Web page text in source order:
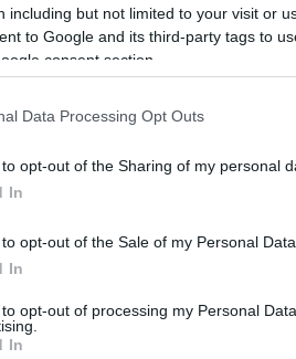
including but not limited to your visit or
to Google and its third-party tags to
consent section.
Data Processing Opt Outs
opt-out of the Sharing of my personal
In
opt-out of the Sale of my Personal Data.
In
opt-out of processing my Personal
In